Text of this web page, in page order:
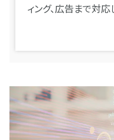
ィング、広告まで対応